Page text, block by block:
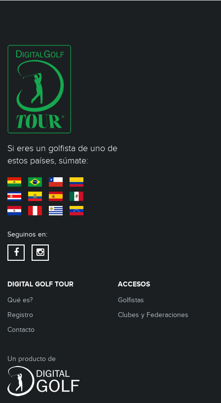
Si eres un golfista de uno de
estos países, súmate:
Seguinos en:
DIGITAL GOLF TOUR
Qué es?
Registro
Contacto
ACCESOS
Golfistas
Clubes y Federaciones
Un producto de